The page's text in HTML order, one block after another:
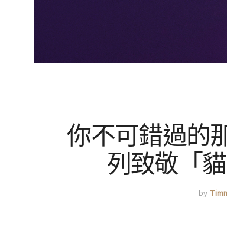
你不可錯過的
列致敬「
by